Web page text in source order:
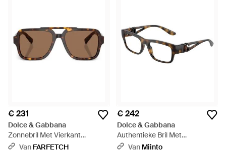
€ 231
Dolce & Gabbana
Zonnebril Met Vierkant
Montuur - Bruin
Van FARFETCH
€ 242
Dolce & Gabbana
Authentieke Bril Met
Topkwaliteit - Bruin
Van Miinto